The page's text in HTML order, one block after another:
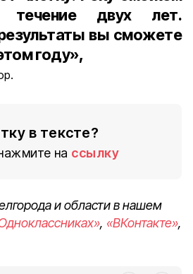
течение двух лет.
вы сможете
году»,
в тексте?
на ссылку
и области в нашем
, «ВКонтакте»,